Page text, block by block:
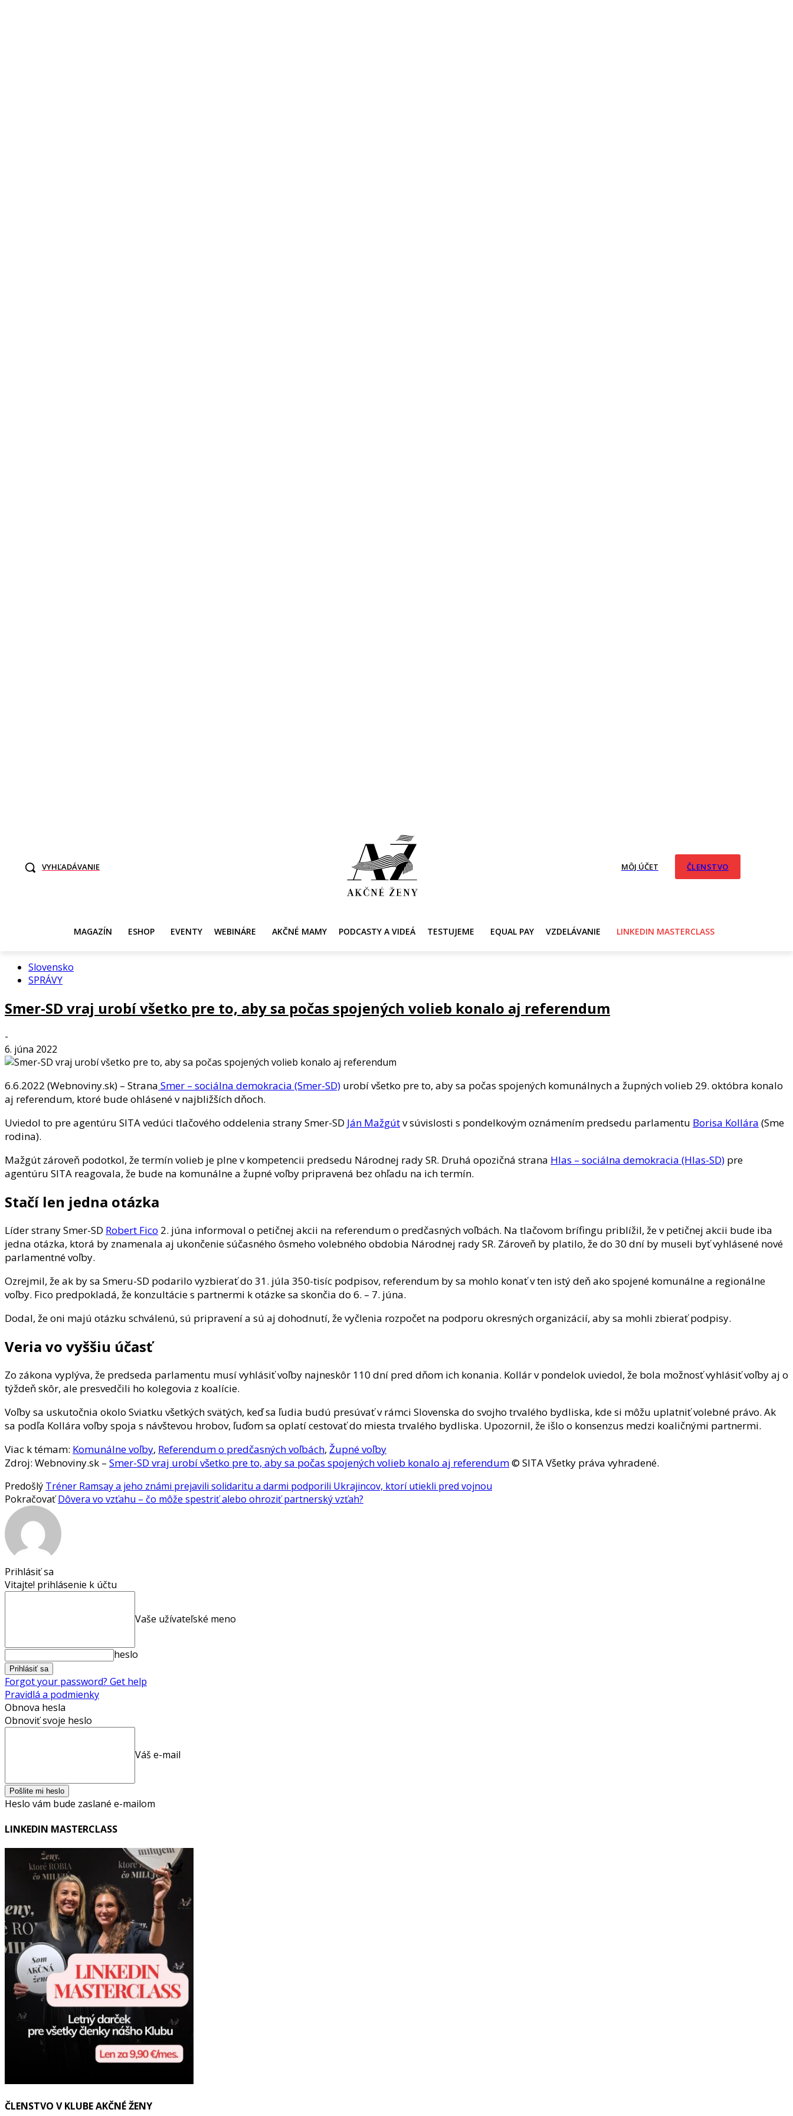
VYHĽADÁVANIE MÔJ ÚČET ČLENSTVO
MAGAZÍN ESHOP EVENTY WEBINÁRE AKČNÉ MAMY PODCASTY A VIDEÁ TESTUJEME EQUAL PAY VZDELÁVANIE LINKEDIN MASTERCLASS
Slovensko
SPRÁVY
Smer-SD vraj urobí všetko pre to, aby sa počas spojených volieb konalo aj referendum
-
6. júna 2022
6.6.2022 (Webnoviny.sk) – Strana Smer – sociálna demokracia (Smer-SD) urobí všetko pre to, aby sa počas spojených komunálnych a župných volieb 29. októbra konalo
aj referendum, ktoré bude ohlásené v najbližších dňoch.
Uviedol to pre agentúru SITA vedúci tlačového oddelenia strany Smer-SD Ján Mažgútv súvislosti s pondelkovým oznámením predsedu parlamentu Borisa Kollára (Sme
rodina).
Mažgút zároveň podotkol, že termín volieb je plne v kompetencii predsedu Národnej rady SR. Druhá opozičná strana Hlas – sociálna demokracia (Hlas-SD) pre
agentúru SITA reagovala, že bude na komunálne a župné voľby pripravená bez ohľadu na ich termín.
Stačí len jedna otázka
Líder strany Smer-SD Robert Fico 2. júna informoval o petičnej akcii na referendum o predčasných voľbách. Na tlačovom brífingu priblížil, že v petičnej akcii bude iba
jedna otázka, ktorá by znamenala aj ukončenie súčasného ôsmeho volebného obdobia Národnej rady SR. Zároveň by platilo, že do 30 dní by museli byť vyhlásené nové
parlamentné voľby.
Ozrejmil, že ak by sa Smeru-SD podarilo vyzbierať do 31. júla 350-tisíc podpisov, referendum by sa mohlo konať v ten istý deň ako spojené komunálne a regionálne
voľby. Fico predpokladá, že konzultácie s partnermi k otázke sa skončia do 6. – 7. júna.
Dodal, že oni majú otázku schválenú, sú pripravení a sú aj dohodnutí, že vyčlenia rozpočet na podporu okresných organizácií, aby sa mohli zbierať podpisy.
Veria vo vyššiu účasť
Zo zákona vyplýva, že predseda parlamentu musí vyhlásiť voľby najneskôr 110 dní pred dňom ich konania. Kollár v pondelok uviedol, že bola možnosť vyhlásiť voľby aj o
týždeň skôr, ale presvedčili ho kolegovia z koalície.
Voľby sa uskutočnia okolo Sviatku všetkých svätých, keď sa ľudia budú presúvať v rámci Slovenska do svojho trvalého bydliska, kde si môžu uplatniť volebné právo. Ak
sa podľa Kollára voľby spoja s návštevou hrobov, ľuďom sa oplatí cestovať do miesta trvalého bydliska. Upozornil, že išlo o konsenzus medzi koaličnými partnermi.
Viac k témam: Komunálne voľby, Referendum o predčasných voľbách, Župné voľby
Zdroj: Webnoviny.sk – Smer-SD vraj urobí všetko pre to, aby sa počas spojených volieb konalo aj referendum© SITA Všetky práva vyhradené.
Predošlý Tréner Ramsay a jeho známi prejavili solidaritu a darmi podporili Ukrajincov, ktorí utiekli pred vojnou
Pokračovať Dôvera vo vzťahu – čo môže spestriť alebo ohroziť partnerský vzťah?
Prihlásiť sa
Vitajte! prihlásenie k účtu
Vaše užívateľské meno
heslo
Forgot your password? Get help
Pravidlá a podmienky
Obnova hesla
Obnoviť svoje heslo
Váš e-mail
Heslo vám bude zaslané e-mailom
LINKEDIN MASTERCLASS
ČLENSTVO V KLUBE AKČNÉ ŽENY